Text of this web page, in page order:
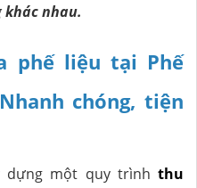
nhau.
phế liệu tại Phế
chóng, tiện
dựng một quy trìnhthu